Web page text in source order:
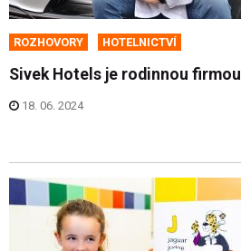
ROZHOVORY HOTELNICTVÍ
Sivek Hotels je rodinnou firmou
18. 06. 2024